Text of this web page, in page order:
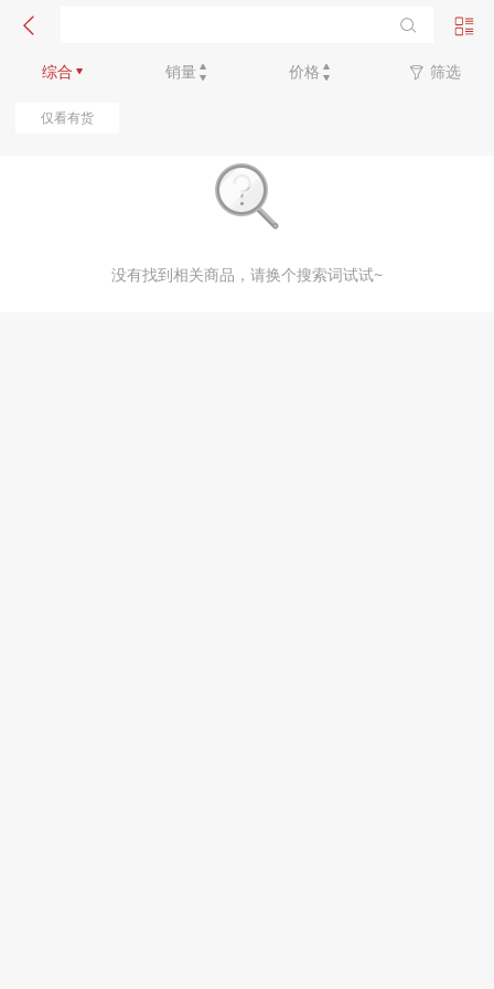
综合 销量 价格 筛选
新品优先
仅看有货
没有找到相关商品，请换个搜索词试试~